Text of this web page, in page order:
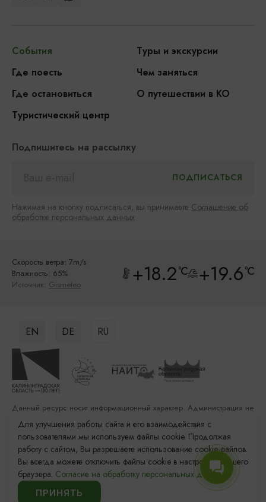
События
Туры и экскурсии
Где поесть
Чем заняться
Где остановиться
О путешествии в КО
Туристический центр
Подпишитесь на рассылку
Нажимая на кнопку подписаться, вы принимаете Соглашение об
обработке персональных данных
Скорость ветра: 7m/s
Влажность: 65%
Источник: Gismeteo +18.2°C +19.6°C
EN DE RU
© 2011–2026 «Туристский информационный центр
Калининградской области»
Данный ресурс носит информационный характер. Администрация не
несет ответственности за качество услуг, предоставленных
сторонними организациями
Разработка сайта: «Решение»
Продвижение сайта: Remarka Agency
Для улучшения работы сайта и его взаимодействия с
пользователями мы используем файлы cookie. Продолжая
работу с сайтом, Вы разрешаете использование cookie-файлов.
Вы всегда можете отключить файлы cookie в настройках Вашего
браузера. Согласие на обработку персональных данных.
ПРИНЯТЬ